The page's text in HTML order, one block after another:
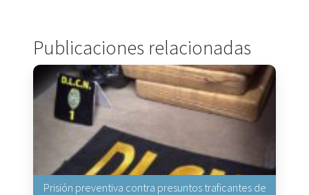
Publicaciones relacionadas
Prisión preventiva contra presuntos traficantes de